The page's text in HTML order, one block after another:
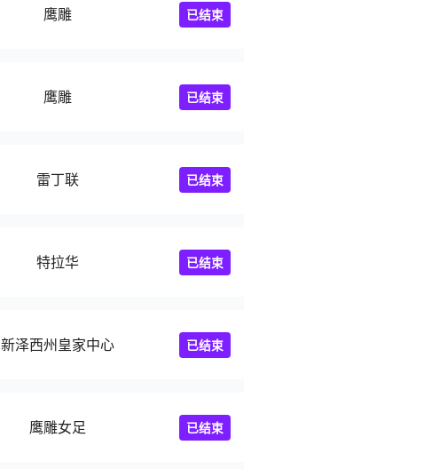
鹰雕 已结束
鹰雕 已结束
雷丁联 已结束
特拉华 已结束
新泽西州皇家中心 已结束
鹰雕女足 已结束